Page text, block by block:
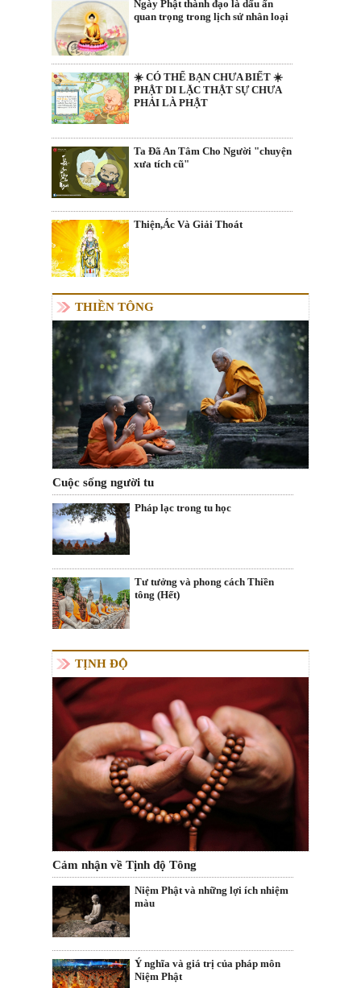
Ngày Phật thành đạo là dấu ấn
quan trọng trong lịch sử nhân loại
☀️ CÓ THỂ BẠN CHƯA BIẾT ☀️
PHẬT DI LẶC THẬT SỰ CHƯA
PHẢI LÀ PHẬT
Ta Đã An Tâm Cho Người "chuyện
xưa tích cũ"
Thiện,Ác Và Giải Thoát
THIỀN TÔNG
Cuộc sống người tu
Pháp lạc trong tu học
Tư tưởng và phong cách Thiền
tông (Hết)
TỊNH ĐỘ
Cảm nhận về Tịnh độ Tông
Niệm Phật và những lợi ích nhiệm
màu
Ý nghĩa và giá trị của pháp môn
Niệm Phật